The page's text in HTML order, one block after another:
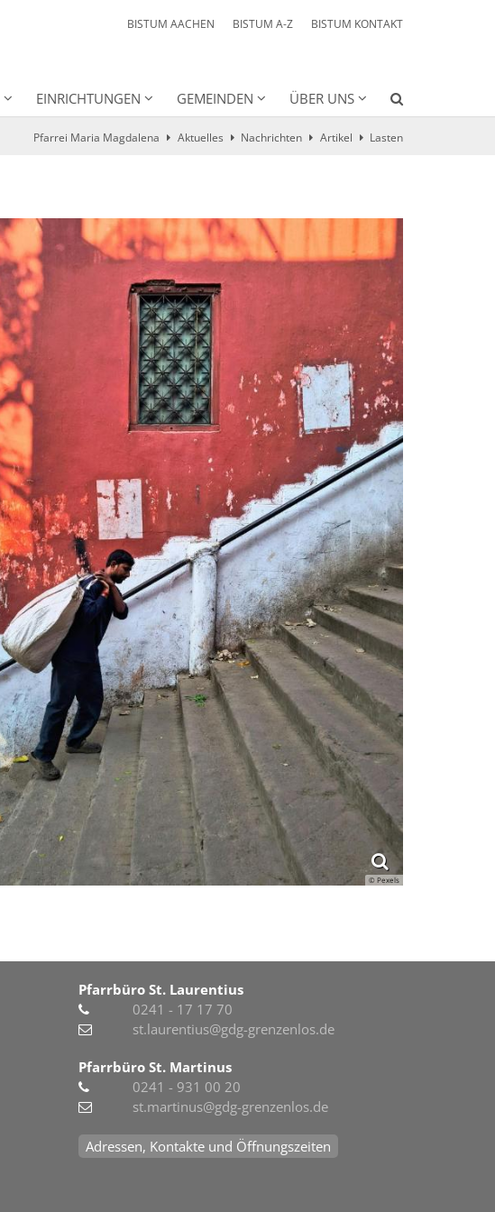
BISTUM AACHEN BISTUM A-Z BISTUM KONTAKT
EINRICHTUNGEN GEMEINDEN ÜBER UNS
Pfarrei Maria Magdalena Aktuelles Nachrichten Artikel Lasten
© Pexels
Pfarrbüro St. Laurentius
0241 - 17 17 70
st.laurentius@gdg-grenzenlos.de
Pfarrbüro St. Martinus
0241 - 931 00 20
st.martinus@gdg-grenzenlos.de
Adressen, Kontakte und Öffnungszeiten